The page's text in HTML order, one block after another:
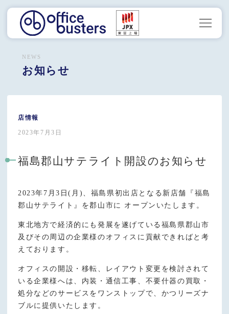
NEWS
お知らせ
店情報
2023年7月3日
福島郡山サテライト開設のお知らせ
2023年7月3日(月)、福島県初出店となる新店舗『福島
郡山サテライト』を郡山市に オープンいたします。
東北地方で経済的にも発展を遂げている福島県郡山市
及びその周辺の企業様のオフィスに貢献できればと考
えております。
オフィスの開設・移転、レイアウト変更を検討されて
いる企業様へは、内装・通信工事、不要什器の買取・
処分などのサービスをワンストップで、かつリーズナ
ブルに提供いたします。